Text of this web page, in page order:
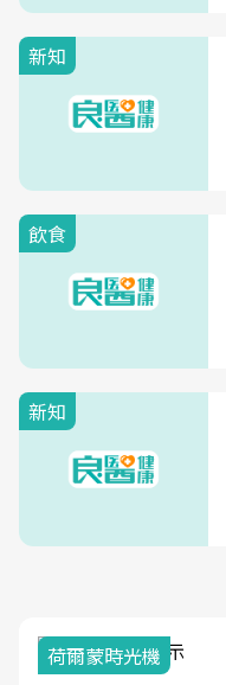
新知
飲食
新知
荷爾蒙時光機